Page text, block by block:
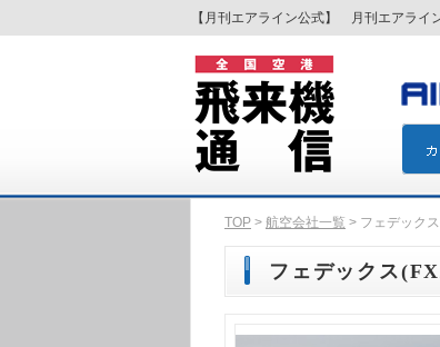
【月刊エアライン公式】 月刊エアライ
TOP > 航空会社一覧 > フェデック
フェデックス